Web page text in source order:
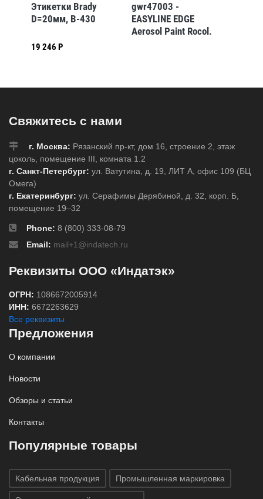
Этикетки Brady
D=20мм, B-430
19 246 Р
gwr47003 -
EASYLINE EDGE
Aerosol Paint Rocol.
Свяжитесь с нами
г. Москва: Рязанский пр-кт, дом 16, строение 2, этаж
цоколь, помещение III, комната 1.2
г. Санкт-Петербург: ул. Ватутина, д. 19, ЛИТ А, офис 109 (БЦ
Омега)
г. Екатеринбург: ул. Серафимы Дерябиной, д. 32, корп. Б,
помещение 19–32
Phone: 8 (800) 333-08-79
Email: mail+1@indatech.ru
Реквизиты ООО «Индатэк»
ОГРН: 1086672005914
ИНН: 6672263629
Все реквизиты
Предложения
О компании
Новости
Обзоры и статьи
Контакты
Популярные товары
Кабельная продукция Промышленная маркировка